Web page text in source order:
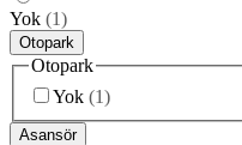
Yok (1)
Otopark
Otopark
Yok (1)
Asansör